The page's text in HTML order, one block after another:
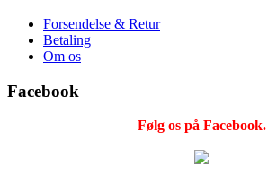
Forsendelse & Retur
Betaling
Om os
Facebook
Følg os på Facebook.